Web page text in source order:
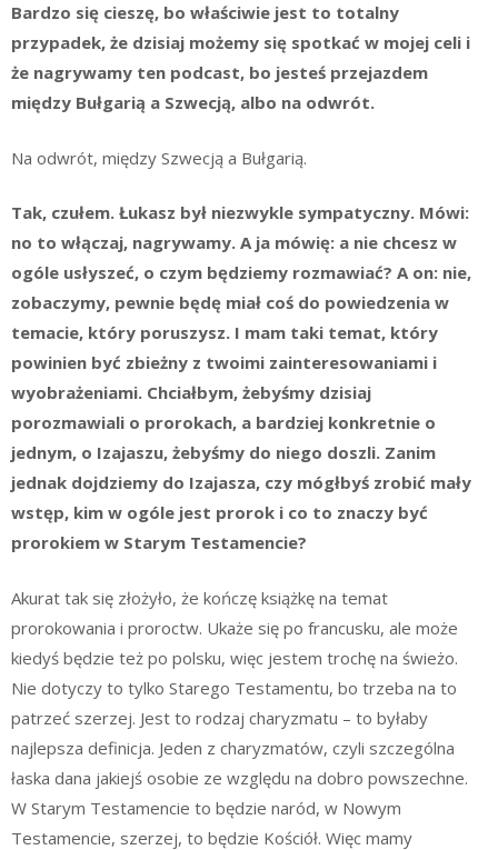
Bardzo się cieszę, bo właściwie jest to totalny
przypadek, że dzisiaj możemy się spotkać w mojej celi i
że nagrywamy ten podcast, bo jesteś przejazdem
między Bułgarią a Szwecją, albo na odwrót.
Na odwrót, między Szwecją a Bułgarią.
Tak, czułem. Łukasz był niezwykle sympatyczny. Mówi:
no to włączaj, nagrywamy. A ja mówię: a nie chcesz w
ogóle usłyszeć, o czym będziemy rozmawiać? A on: nie,
zobaczymy, pewnie będę miał coś do powiedzenia w
temacie, który poruszysz. I mam taki temat, który
powinien być zbieżny z twoimi zainteresowaniami i
wyobrażeniami. Chciałbym, żebyśmy dzisiaj
porozmawiali o prorokach, a bardziej konkretnie o
jednym, o Izajaszu, żebyśmy do niego doszli. Zanim
jednak dojdziemy do Izajasza, czy mógłbyś zrobić mały
wstęp, kim w ogóle jest prorok i co to znaczy być
prorokiem w Starym Testamencie?
Akurat tak się złożyło, że kończę książkę na temat
prorokowania i proroctw. Ukaże się po francusku, ale może
kiedyś będzie też po polsku, więc jestem trochę na świeżo.
Nie dotyczy to tylko Starego Testamentu, bo trzeba na to
patrzeć szerzej. Jest to rodzaj charyzmatu – to byłaby
najlepsza definicja. Jeden z charyzmatów, czyli szczególna
łaska dana jakiejś osobie ze względu na dobro powszechne.
W Starym Testamencie to będzie naród, w Nowym
Testamencie, szerzej, to będzie Kościół. Więc mamy